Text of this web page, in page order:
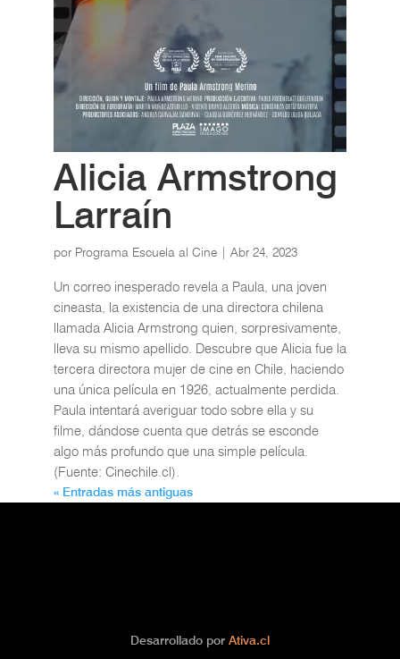
Alicia Armstrong
Larraín
por Programa Escuela al Cine| Abr 24, 2023
Un correo inesperado revela a Paula, una joven
cineasta, la existencia de una directora chilena
llamada Alicia Armstrong quien, sorpresivamente,
lleva su mismo apellido. Descubre que Alicia fue la
tercera directora mujer de cine en Chile, haciendo
una única película en 1926, actualmente perdida.
Paula intentará averiguar todo sobre ella y su
filme, dándose cuenta que detrás se esconde
algo más profundo que una simple película.
(Fuente: Cinechile.cl).
« Entradas más antiguas
Desarrollado por Ativa.cl